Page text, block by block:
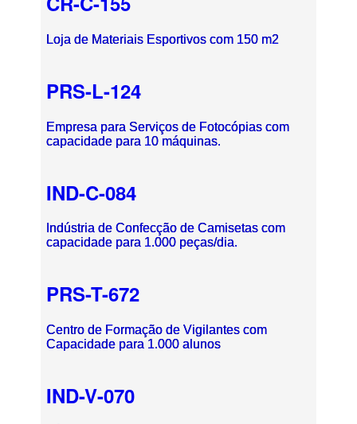
Loja de Materiais Esportivos com 150 m2
PRS-L-124
Empresa para Serviços de Fotocópias com
capacidade para 10 máquinas.
IND-C-084
Indústria de Confecção de Camisetas com
capacidade para 1.000 peças/dia.
PRS-T-672
Centro de Formação de Vigilantes com
Capacidade para 1.000 alunos
IND-V-070